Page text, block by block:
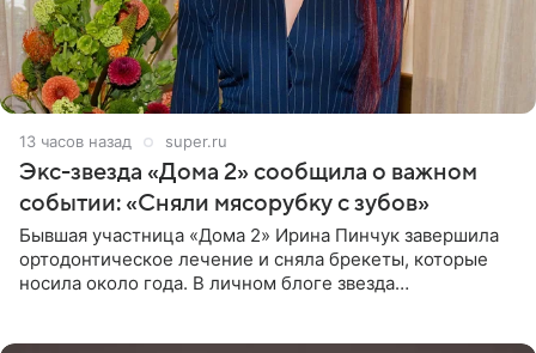
13 часов назад super.ru
Экс-звезда «Дома 2» сообщила о важном
событии: «Сняли мясорубку с зубов»
Бывшая участница «Дома 2» Ирина Пинчук завершила
ортодонтическое лечение и сняла брекеты, которые
носила около года. В личном блоге звезда